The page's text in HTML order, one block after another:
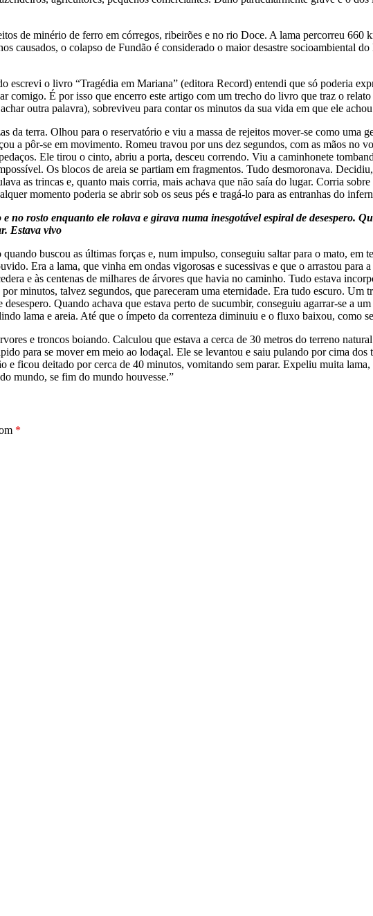
de minério de ferro em córregos, ribeirões e no rio Doce. A lama percorreu 660
causados, o colapso de Fundão é considerado o maior desastre socioambiental
o livro “Tragédia em Mariana” (editora Record) entendi que só poderia
comigo. É por isso que encerro este artigo com um trecho do livro que traz o
outra palavra), sobreviveu para contar os minutos da sua vida em que ele
da terra. Olhou para o reservatório e viu a massa de rejeitos mover-se como uma
a pôr-se em movimento. Romeu travou por uns dez segundos, com as mãos no
Ele tirou o cinto, abriu a porta, desceu correndo. Viu a caminhonete
Os blocos de areia se partiam em fragmentos. Tudo desmoronava.
as trincas e, quanto mais corria, mais achava que não saía do lugar. Corria
momento poderia se abrir sob os seus pés e tragá-lo para as entranhas do
rosto enquanto ele rolava e girava numa inesgotável espiral de desespero.
Estava vivo
buscou as últimas forças e, num impulso, conseguiu saltar para o mato, em
Era a lama, que vinha em ondas vigorosas e sucessivas e que o arrastou para
e às centenas de milhares de árvores que havia no caminho. Tudo estava
minutos, talvez segundos, que pareceram uma eternidade. Era tudo escuro. Um
Quando achava que estava perto de sucumbir, conseguiu agarrar-se a
lama e areia. Até que o ímpeto da correnteza diminuiu e o fluxo baixou, como
e troncos boiando. Calculou que estava a cerca de 30 metros do terreno
para se mover em meio ao lodaçal. Ele se levantou e saiu pulando por cima
e ficou deitado por cerca de 40 minutos, vomitando sem parar. Expeliu muita
mundo, se fim do mundo houvesse.”
*